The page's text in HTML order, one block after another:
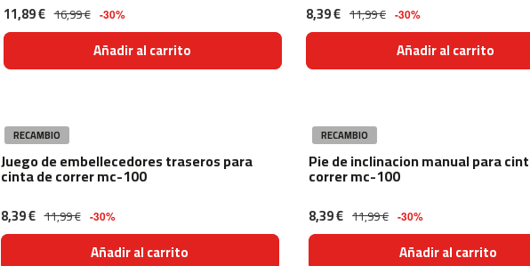
11,89 € 16,99 € -30%
Añadir al carrito
8,39 € 11,99 € -30%
Añadir al carrito
RECAMBIO
Juego de embellecedores traseros para
cinta de correr mc-100
8,39 € 11,99 € -30%
Añadir al carrito
RECAMBIO
Pie de inclinacion manual para
correr mc-100
8,39 € 11,99 € -30%
Añadir al carrito